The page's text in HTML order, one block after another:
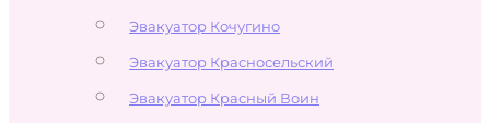
Эвакуатор Кочугино
Эвакуатор Красносельский
Эвакуатор Красный Воин